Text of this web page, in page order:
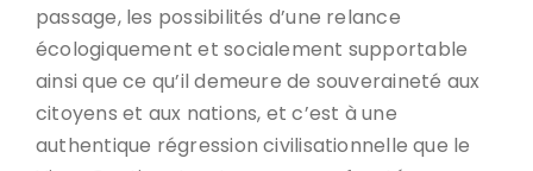
passage, les possibilités d’une relance
écologiquement et socialement supportable
ainsi que ce qu’il demeure de souveraineté aux
citoyens et aux nations, et c’est à une
authentique régression civilisationnelle que le